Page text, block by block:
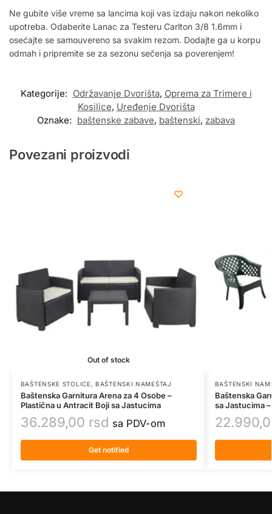
Ne gubite više vreme sa lancima koji vas izdaju nakon nekoliko
upotreba. Odaberite Lanac za Testeru Carlton 3/8 1.6mm i
osećajte se samouvereno sa svakim rezom. Dodajte ga u korpu
odmah i pripremite se za sezonu sečenja sa poverenjem!
Kategorije: Održavanje Dvorišta, Oprema za Trimere i
Kosilice, Uređenje Dvorišta
Oznake: baštenske zabave, baštenski, zabava
Povezani proizvodi
Out of stock
BAŠTENSKE STOLICE,BAŠTENSKI NAMEŠTAJ
Baštenska Garnitura Arena za 4 Osobe –
Plastična u Antracit Boji sa Jastucima
36.289,00 rsd sa PDV-om
Get notified
BAŠTENSKI
Baštenska
sa Jastucima